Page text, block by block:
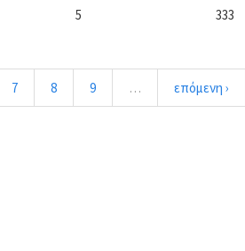
5 333
7 8 9 … επόμενη ›